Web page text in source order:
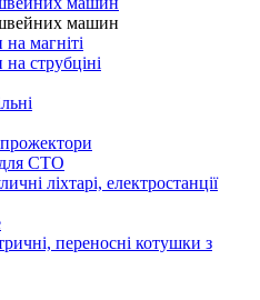
машин
магніті
струбціні
прожектори
для СТО
ліхтарі, електростанції
переносні котушки з